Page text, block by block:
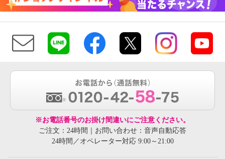
※お電話番号のお掛け間違いにご注意ください。
ご注文：24時間｜お問い合わせ：音声自動応答
24時間／オペレーター対応 9:00～21:00